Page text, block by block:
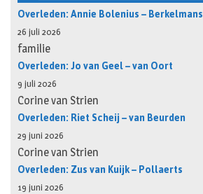
Overleden: Annie Bolenius – Berkelmans
26 juli 2026
familie
Overleden: Jo van Geel – van Oort
9 juli 2026
Corine van Strien
Overleden: Riet Scheij – van Beurden
29 juni 2026
Corine van Strien
Overleden: Zus van Kuijk – Pollaerts
19 juni 2026